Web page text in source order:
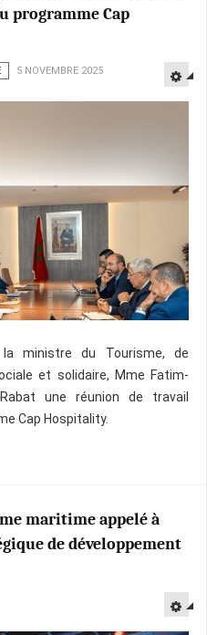
programme Cap
5 NOVEMBRE 2025
ministre du Tourisme, de
et solidaire, Mme Fatim-
une réunion de travail
Cap Hospitality.
maritime appelé à
de développement